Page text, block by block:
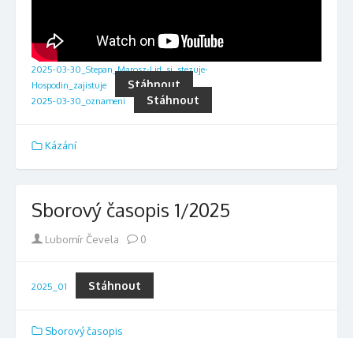
2025-03-30_Stepan_Marosz-Lid_si_stezuje-
Hospodin_zajistuje
Stáhnout
2025-03-30_oznameni Stáhnout
Kázání
Sborový časopis 1/2025
Author
Lubomír Čevela 0
2025_01 Stáhnout
Sborový časopis